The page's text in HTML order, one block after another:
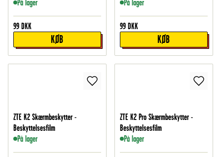
På lager
99 DKK
KØB
På lager
99 DKK
KØB
ZTE K2 Skærmbeskytter -
Beskyttelsesfilm
På lager
ZTE K2 Pro Skærmbeskytter -
Beskyttelsesfilm
På lager